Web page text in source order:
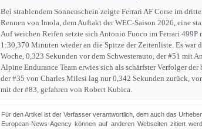
Bei strahlendem Sonnenschein zeigte Ferrari AF Corse im
Rennen von Imola, dem Auftakt der WEC-Saison 2026, eine
Auf weichen Reifen setzte sich Antonio Fuoco im Ferrari
1:30,370 Minuten wieder an die Spitze der Zeitenliste. Es war
Woche, 0,323 Sekunden vor dem Schwesterauto, der #51 mit
Alpine Endurance Team erwies sich als schärfster Verfolger
der #35 von Charles Milesi lag nur 0,342 Sekunden zurück,
mit der #83, gefahren von Robert Kubica.
Für den Artikel ist der Verfasser verantwortlich, dem auch das
European-News-Agency können auf anderen Webseiten zitiert